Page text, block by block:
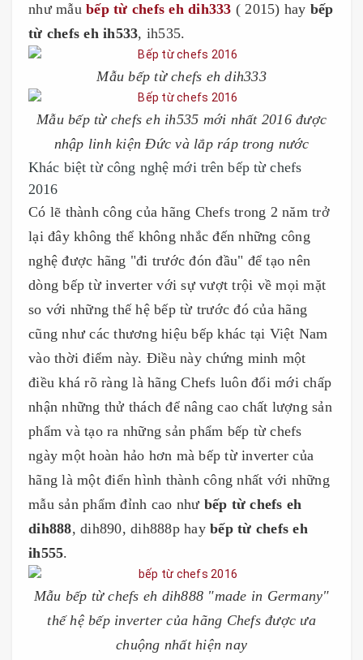
như mẫu bếp từ chefs eh dih333 ( 2015) hay bếp
từ chefs eh ih533, ih535.
Mẫu bếp từ chefs eh dih333
Mẫu bếp từ chefs eh ih535 mới nhất 2016 được
nhập linh kiện Đức và lắp ráp trong nước
Khác biệt từ công nghệ mới trên bếp từ chefs
2016
Có lẽ thành công của hãng Chefs trong 2 năm trở
lại đây không thể không nhắc đến những công
nghệ được hãng "đi trước đón đầu" để tạo nên
dòng bếp từ inverter với sự vượt trội về mọi mặt
so với những thế hệ bếp từ trước đó của hãng
cũng như các thương hiệu bếp khác tại Việt Nam
vào thời điểm này. Điều này chứng minh một
điều khá rõ ràng là hãng Chefs luôn đổi mới chấp
nhận những thử thách để nâng cao chất lượng sản
phẩm và tạo ra những sản phẩm bếp từ chefs
ngày một hoàn hảo hơn mà bếp từ inverter của
hãng là một điển hình thành công nhất với những
mẫu sản phẩm đỉnh cao như bếp từ chefs eh
dih888, dih890, dih888p hay bếp từ chefs eh
ih555.
Mẫu bếp từ chefs eh dih888 "made in Germany"
thế hệ bếp inverter của hãng Chefs được ưa
chuộng nhất hiện nay